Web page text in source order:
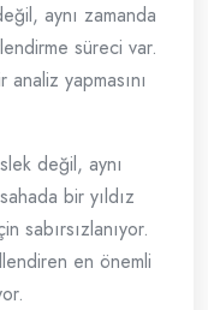
aynı zamanda
süreci var.
yapmasını
değil, aynı
bir yıldız
sabırsızlanıyor.
en önemli